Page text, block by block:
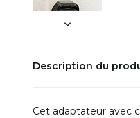
Description du
Cet adaptateur avec